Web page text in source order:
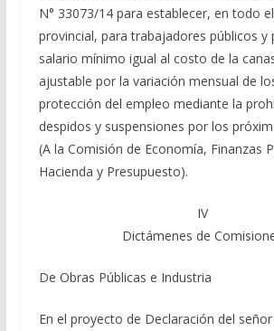
N° 33073/14 para establecer, en todo
provincial, para trabajadores públicos y
salario mínimo igual al costo de la
ajustable por la variación mensual de
protección del empleo mediante la
despidos y suspensiones por los
(A la Comisión de Economía, Finanzas
Hacienda y Presupuesto).
IV
Dictámenes de
De Obras Públicas e Industria
En el proyecto de Declaración del